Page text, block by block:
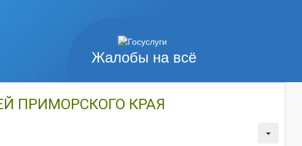
Жалобы на всё
ПРИМОРСКОГО КРАЯ